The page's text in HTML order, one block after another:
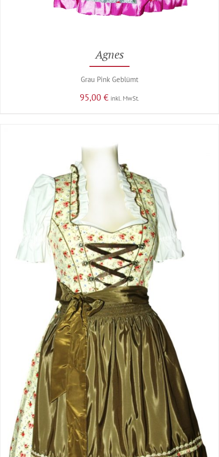
Agnes
Grau Pink Geblümt
95,00 € inkl. MwSt.